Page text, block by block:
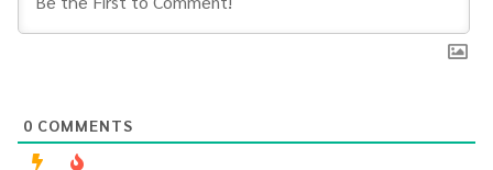
0 COMMENTS